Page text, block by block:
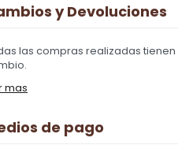
y Devoluciones
las compras realizadas
mas
de pago